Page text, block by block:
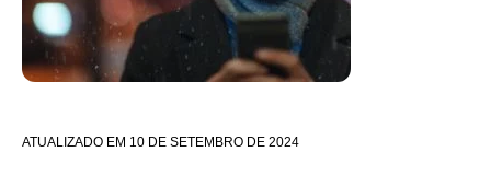
ATUALIZADO EM 10 DE SETEMBRO DE 2024